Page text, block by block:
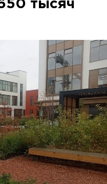
тысяч